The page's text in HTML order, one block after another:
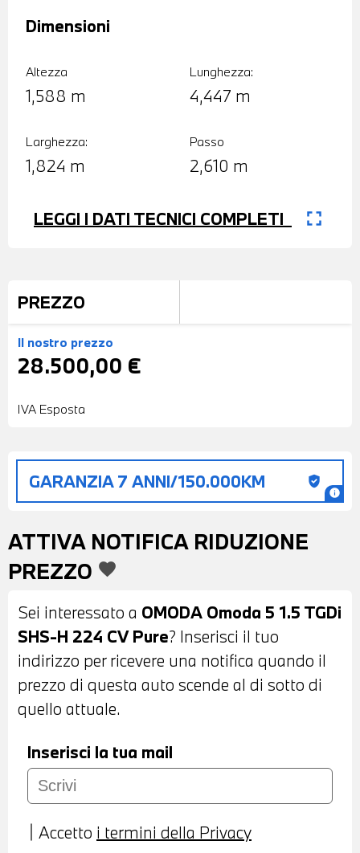
Altezza
1,588 m
Lunghezza:
4,447 m
Dimensioni
Larghezza:
1,824 m
Passo
2,610 m
LEGGI I DATI TECNICI COMPLETI fullscreen
PREZZO
Il nostro prezzo
28.500,00 €
IVA Esposta
GARANZIA 7 ANNI/150.000KM gpp_good
info
ATTIVA NOTIFICA RIDUZIONE
PREZZO favorite
Sei interessato a OMODA Omoda 5 1.5 TGDi
SHS-H 224 CV Pure? Inserisci il tuo
indirizzo per ricevere una notifica quando il
prezzo di questa auto scende al di sotto di
quello attuale.
Inserisci la tua mail
Accetto i termini della Privacy